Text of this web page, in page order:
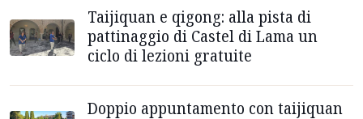
Taijiquan e qigong: alla pista di
pattinaggio di Castel di Lama un
ciclo di lezioni gratuite
Doppio appuntamento con taijiquan